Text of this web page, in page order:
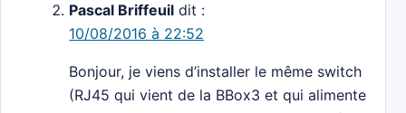
Pascal Briffeuil dit :
10/08/2016 à 22:52
Bonjour, je viens d’installer le même switch
(RJ45 qui vient de la BBox3 et qui alimente